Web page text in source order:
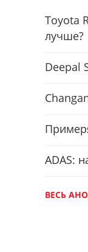
Toyota
лучше?
Deepal
ADAS:
ВЕСЬ